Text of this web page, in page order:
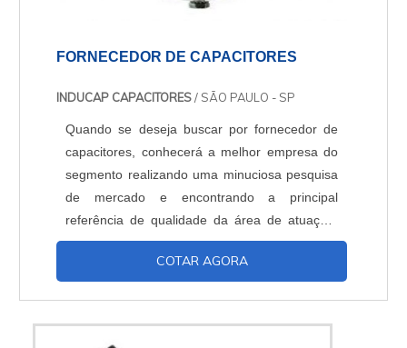
FORNECEDOR DE CAPACITORES
INDUCAP CAPACITORES/ SÃO PAULO - SP
Quando se deseja buscar por fornecedor de
capacitores, conhecerá a melhor empresa do
segmento realizando uma minuciosa pesquisa
de mercado e encontrando a principal
referência de qualidade da área de atuação.
OUTRAS INFORMAÇÕES SOBRE O
FORNECEDOR DE CAPACITORES Quem
COTAR AGORA